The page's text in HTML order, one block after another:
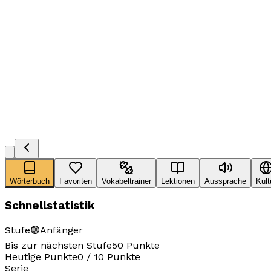
Wörterbuch Favoriten Vokabeltrainer Lektionen Aussprache
Schnellstatistik
Stufe🟢Anfänger
Bis zur nächsten Stufe50 Punkte
Heutige Punkte0 / 10 Punkte
Serie